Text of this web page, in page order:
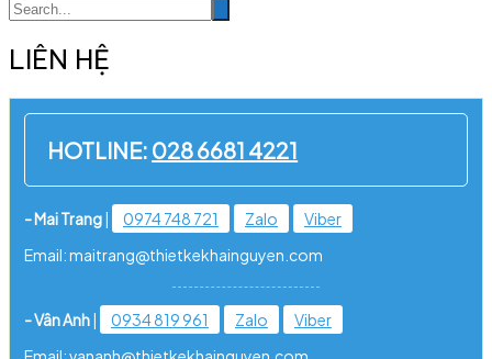
LIÊN HỆ
HOTLINE: 028 6681 4221
- Mai Trang| 0974 748 721 Zalo
Viber
Email: maitrang@thietkekhainguyen.com
- Vân Anh| 0934 819 961 Zalo
Viber